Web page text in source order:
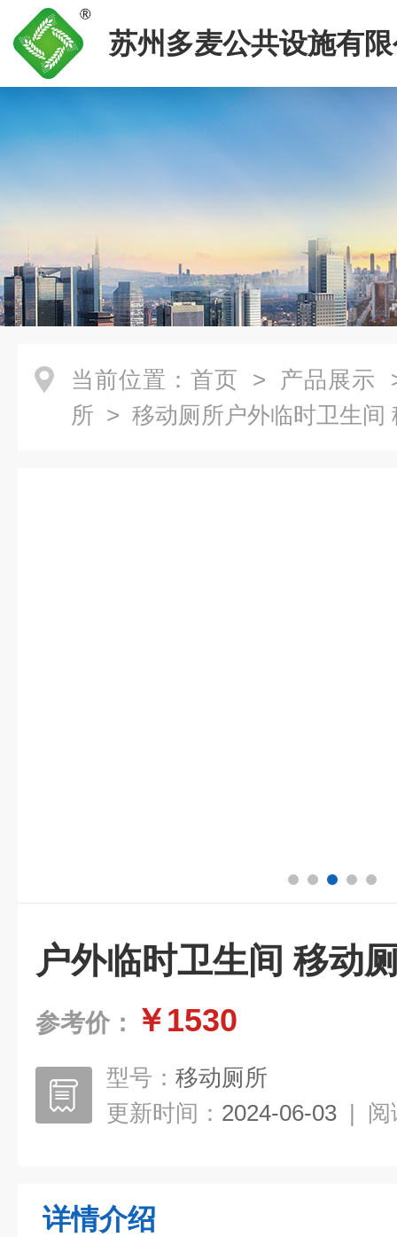
苏州多麦公共设施有
当前位置： 首页 > 产品展示
所 > 移动厕所户外临时卫生间
户外临时卫生间 移动
参考价： ￥1530
型号： 移动厕所
更新时间： 2024-06-03 | 阅
详情介绍